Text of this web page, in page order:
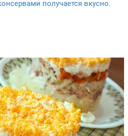
получается вкусно.